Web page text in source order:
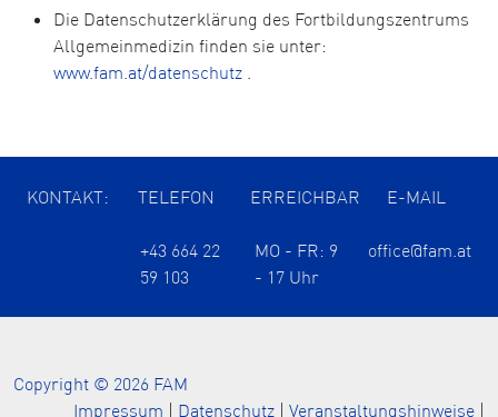
Die Datenschutzerklärung des Fortbildungszentrums
Allgemeinmedizin finden sie unter:
www.fam.at/datenschutz .
KONTAKT: TELEFON ERREICHBAR E-MAIL
+43 664 22
59 103
MO - FR: 9
- 17 Uhr
office@fam.at
Copyright © 2026 FAM
Impressum
Datenschutz Veranstaltungshinweise